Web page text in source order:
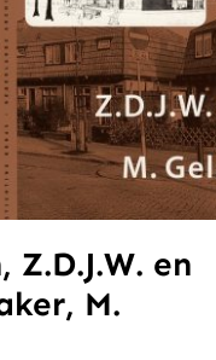
Z.D.J.W. en
M.